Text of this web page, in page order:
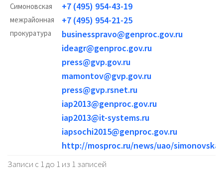
Симоновская
межрайонная
прокуратура
+7 (495) 954-43-19
+7 (495) 954-21-25
businesspravo@genproc.gov.ru
ideagr@genproc.gov.ru
press@gvp.gov.ru
mamontov@gvp.gov.ru
press@gvp.rsnet.ru
iap2013@genproc.gov.ru
iap2013@it-systems.ru
iapsochi2015@genproc.gov.ru
http://mosproc.ru/news/uao/
Записи с 1 до 1 из 1 записей